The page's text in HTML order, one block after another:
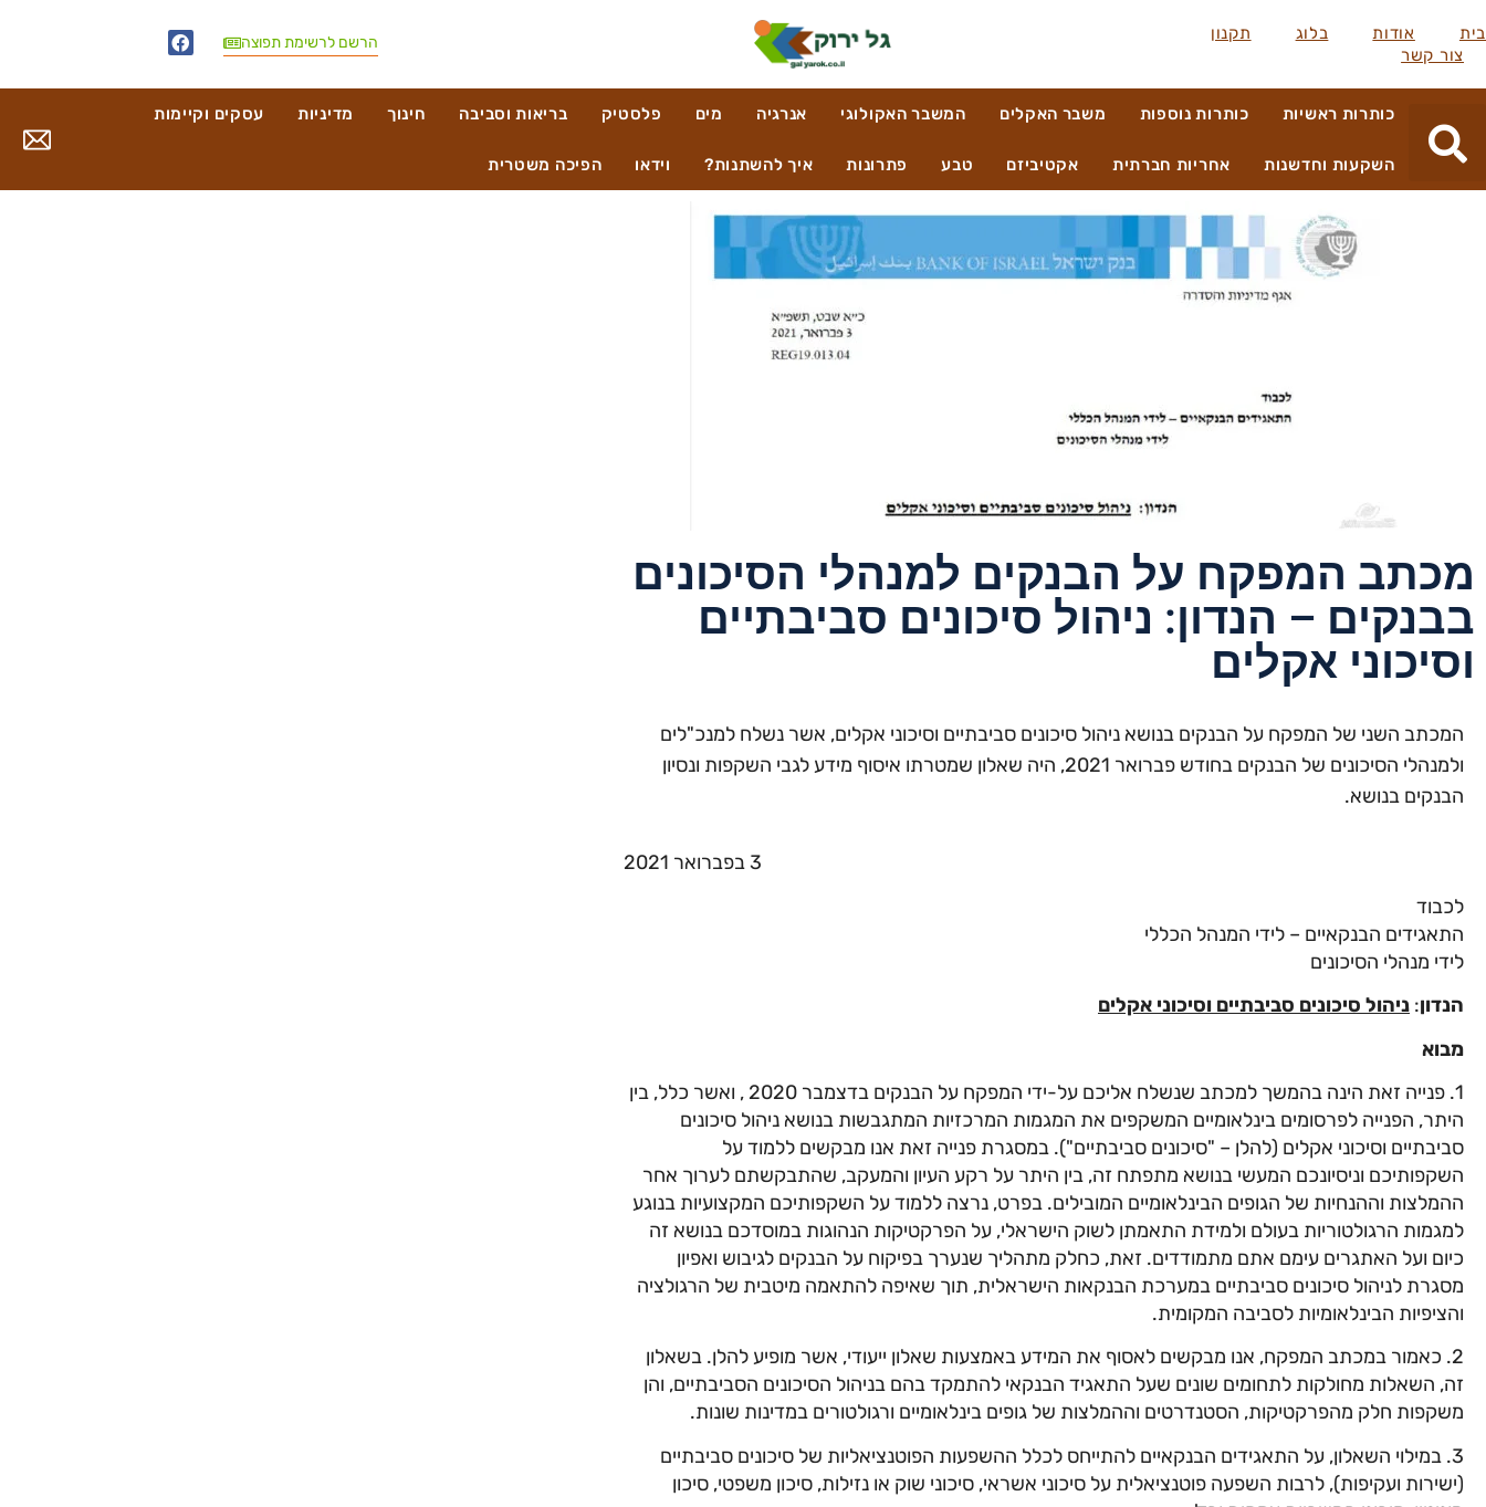
בית אודות בלוג
תקנון
צור קשר
הרשם לרשימת תפוצה
כותרות ראשיות כותרות נוספות משבר האקלים המשבר האקולוגי אנרגיה מים פלסטיק בריאות וסביבה חינוך מדיניות עסקים וקיימות
השקעות וחדשנות אחריות חברתית אקטיביזם טבע פתרונות איך להשתנות? וידאו הפיכה משטרית
מכתב המפקח על הבנקים למנהלי הסיכונים
בבנקים – הנדון: ניהול סיכונים סביבתיים
וסיכוני אקלים
המכתב השני של המפקח על הבנקים בנושא ניהול סיכונים סביבתיים וסיכוני אקלים, אשר נשלח למנכ"לים
ולמנהלי הסיכונים של הבנקים בחודש פברואר 2021, היה שאלון שמטרתו איסוף מידע לגבי השקפות ונסיון
הבנקים בנושא.
3 בפברואר 2021
לכבוד
התאגידים הבנקאיים – לידי המנהל הכללי
לידי מנהלי הסיכונים
הנדון: ניהול סיכונים סביבתיים וסיכוני אקלים
מבוא
1. פנייה זאת הינה בהמשך למכתב שנשלח אליכם על-ידי המפקח על הבנקים בדצמבר 2020 , ואשר כלל, בין
היתר, הפנייה לפרסומים בינלאומיים המשקפים את המגמות המרכזיות המתגבשות בנושא ניהול סיכונים
סביבתיים וסיכוני אקלים (להלן – "סיכונים סביבתיים"). במסגרת פנייה זאת אנו מבקשים ללמוד על
השקפותיכם וניסיונכם המעשי בנושא מתפתח זה, בין היתר על רקע העיון והמעקב, שהתבקשתם לערוך אחר
ההמלצות וההנחיות של הגופים הבינלאומיים המובילים. בפרט, נרצה ללמוד על השקפותיכם המקצועיות בנוגע
למגמות הרגולטוריות בעולם ולמידת התאמתן לשוק הישראלי, על הפרקטיקות הנהוגות במוסדכם בנושא זה
כיום ועל האתגרים עימם אתם מתמודדים. זאת, כחלק מתהליך שנערך בפיקוח על הבנקים לגיבוש ואפיון
מסגרת לניהול סיכונים סביבתיים במערכת הבנקאות הישראלית, תוך שאיפה להתאמה מיטבית של הרגולציה
והציפיות הבינלאומיות לסביבה המקומית.
2. כאמור במכתב המפקח, אנו מבקשים לאסוף את המידע באמצעות שאלון ייעודי, אשר מופיע להלן. בשאלון
זה, השאלות מחולקות לתחומים שונים שעל התאגיד הבנקאי להתמקד בהם בניהול הסיכונים הסביבתיים, והן
משקפות חלק מהפרקטיקות, הסטנדרטים וההמלצות של גופים בינלאומיים ורגולטורים במדינות שונות.
3. במילוי השאלון, על התאגידים הבנקאיים להתייחס לכלל ההשפעות הפוטנציאליות של סיכונים סביבתיים
(ישירות ועקיפות), לרבות השפעה פוטנציאלית על סיכוני אשראי, סיכוני שוק או נזילות, סיכון משפטי, סיכון